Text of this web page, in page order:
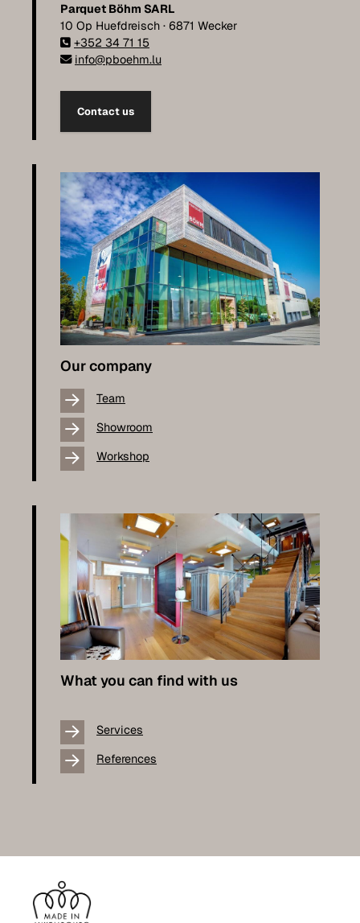
Parquet Böhm SARL
10 Op Huefdreisch · 6871 Wecker
+352 34 71 15
info@pboehm.lu
Contact us
Our company
Team
Showroom
Workshop
What you can find with us
Services
References